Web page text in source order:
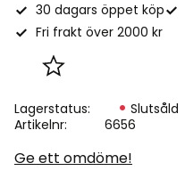
Lägg till i favoriter
30 dagars öppet köp
Fri frakt över 2000 kr
Lagerstatus
Slutsåld
Artikelnr
6656
Ge ett omdöme!